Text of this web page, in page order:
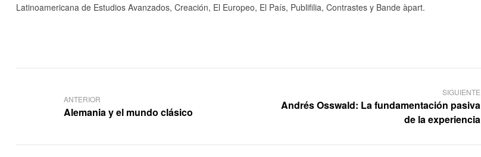
Latinoamericana de Estudios Avanzados, Creación, El Europeo, El País, Publifilia, Contrastes y Bande àpart.
ANTERIOR
Alemania y el mundo clásico
SIGUIENTE
Andrés Osswald: La fundamentación pasiva
de la experiencia